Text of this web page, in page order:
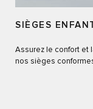
SIÈGES
Assurez le confort et
nos sièges